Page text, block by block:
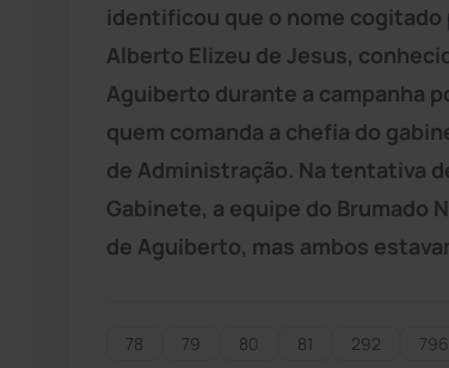
identificou que o nome cogitado
Alberto Elizeu de Jesus,
Aguiberto durante a campanha
quem comanda a chefia do
de Administração. Na tentativa
Gabinete, a equipe do Brumado
de Aguiberto, mas ambos
78 79 80 81 292 796